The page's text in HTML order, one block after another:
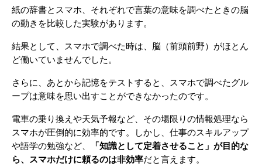
紙の辞書とスマホ、それぞれで言葉の意味を調べたときの脳
の動きを比較した実験があります。
結果として、スマホで調べた時は、脳（前頭前野）がほとん
ど働いていませんでした。
さらに、あとから記憶をテストすると、スマホで調べたグル
ープは意味を思い出すことができなかったのです。
電車の乗り換えや天気予報など、その場限りの情報処理なら
スマホが圧倒的に効率的です。しかし、仕事のスキルアップ
や語学の勉強など、
「知識として定着させること」が目的な
ら、スマホだけに頼るのは非効率だと言えます。